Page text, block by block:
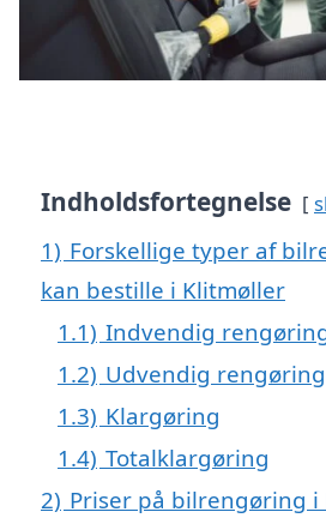
Indholdsfortegnelse
1) Forskellige typer af
kan bestille i Klitmøller
1.1) Indvendig
1.2) Udvendig rengøring
1.3) Klargøring
1.4) Totalklargøring
2) Priser på bilrengøring